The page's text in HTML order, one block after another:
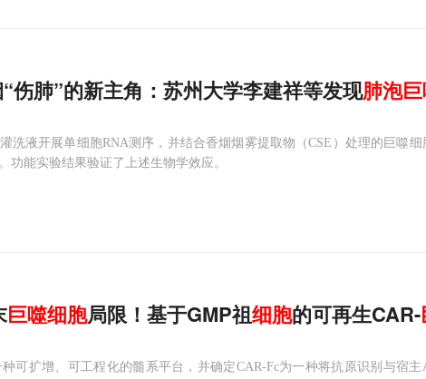
伤肺”的新主角：苏州大学李建祥等发现肺泡
洗液开展单细胞RNA测序，并结合香烟烟雾提取物（CSE）处理的巨噬
功能实验结果验证了上述生物学效应。
巨噬细胞局限！基于GMP祖细胞的可再生CAR-
可扩增、可工程化的髓系平台，并确定CAR-Fc为一种将抗原识别与宿主